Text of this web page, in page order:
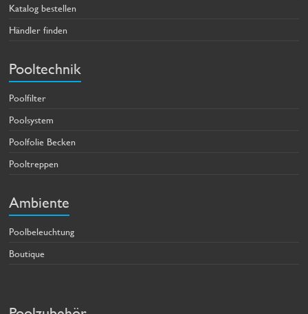
Katalog bestellen
Händler finden
Pooltechnik
Poolfilter
Poolsystem
Poolfolie Becken
Pooltreppen
Ambiente
Poolbeleuchtung
Boutique